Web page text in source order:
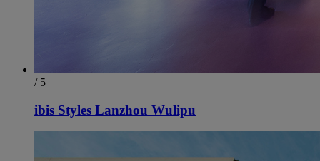
/ 5
ibis Styles Lanzhou Wulipu